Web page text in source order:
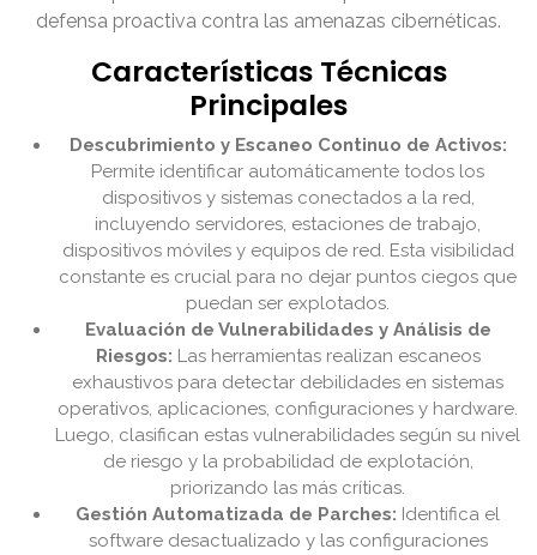
defensa proactiva contra las amenazas cibernéticas.
Características Técnicas
Principales
Descubrimiento y Escaneo Continuo de Activos:
Permite identificar automáticamente todos los
dispositivos y sistemas conectados a la red,
incluyendo servidores, estaciones de trabajo,
dispositivos móviles y equipos de red. Esta visibilidad
constante es crucial para no dejar puntos ciegos que
puedan ser explotados.
Evaluación de Vulnerabilidades y Análisis de
Riesgos: Las herramientas realizan escaneos
exhaustivos para detectar debilidades en sistemas
operativos, aplicaciones, configuraciones y hardware.
Luego, clasifican estas vulnerabilidades según su nivel
de riesgo y la probabilidad de explotación,
priorizando las más críticas.
Gestión Automatizada de Parches: Identifica el
software desactualizado y las configuraciones